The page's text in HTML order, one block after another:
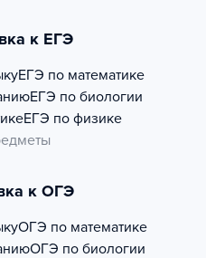
к ЕГЭ
ЕГЭ по математике
ЕГЭ по биологии
ЕГЭ по физике
к ОГЭ
ОГЭ по математике
ОГЭ по биологии